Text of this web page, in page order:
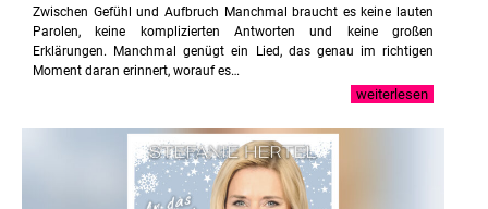
Zwischen Gefühl und Aufbruch Manchmal braucht es keine lauten
Parolen, keine komplizierten Antworten und keine großen
Erklärungen. Manchmal genügt ein Lied, das genau im richtigen
Moment daran erinnert, worauf es…
weiterlesen